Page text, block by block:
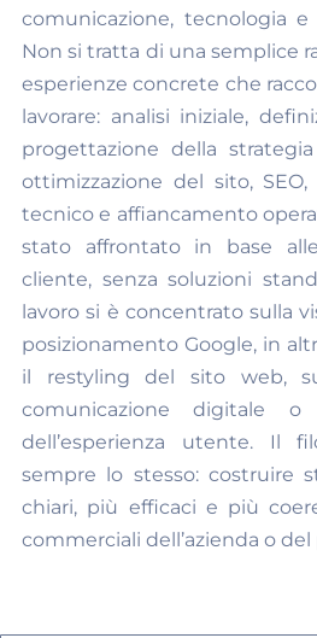
comunicazione, tecnologia
Non si tratta di una semplice
esperienze concrete che
lavorare: analisi iniziale,
progettazione della
ottimizzazione del sito,
tecnico e affiancamento
stato affrontato in base
cliente, senza soluzioni
lavoro si è concentrato sulla
posizionamento Google, in
il restyling del sito web,
comunicazione digitale o
dell’esperienza utente. Il
sempre lo stesso: costruire
chiari, più efficaci e più
commerciali dell’azienda o